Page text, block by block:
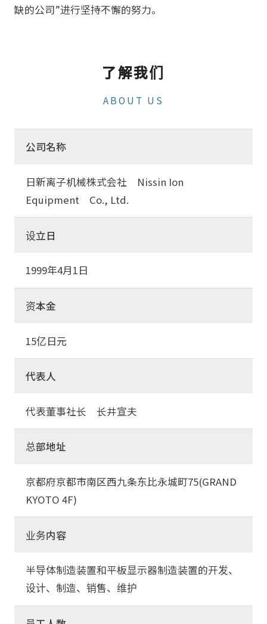
缺的公司”进行坚持不懈的努力。
了解我们
ABOUT US
公司名称
日新离子机械株式会社 Nissin Ion
Equipment Co., Ltd.
设立日
1999年4月1日
资本金
15亿日元
代表人
代表董事社长 长井宣夫
总部地址
京都府京都市南区西九条东比永城町75(GRAND
KYOTO 4F)
业务内容
半导体制造装置和平板显示器制造装置的开发、
设计、制造、销售、维护